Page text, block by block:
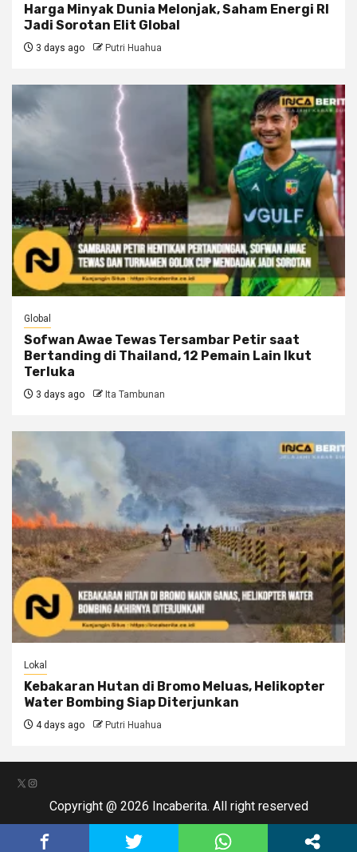
Harga Minyak Dunia Melonjak, Saham Energi RI
Jadi Sorotan Elit Global
3 days ago Putri Huahua
Global
Sofwan Awae Tewas Tersambar Petir saat
Bertanding di Thailand, 12 Pemain Lain Ikut
Terluka
3 days ago Ita Tambunan
Lokal
Kebakaran Hutan di Bromo Meluas, Helikopter
Water Bombing Siap Diterjunkan
4 days ago Putri Huahua
X Instagram
Copyright @ 2026 Incaberita. All right reserved